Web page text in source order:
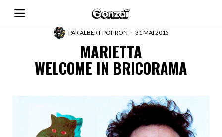
PARALBERT POTIRON 31 MAI 2015
MARIETTA
WELCOME IN BRICORAMA